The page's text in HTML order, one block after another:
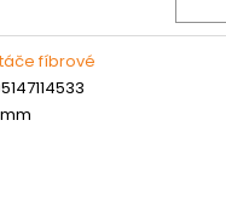
fíbrovéČTVERCOVÁ NEREZ